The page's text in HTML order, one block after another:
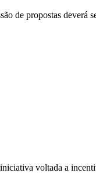
de propostas deverá
voltada a